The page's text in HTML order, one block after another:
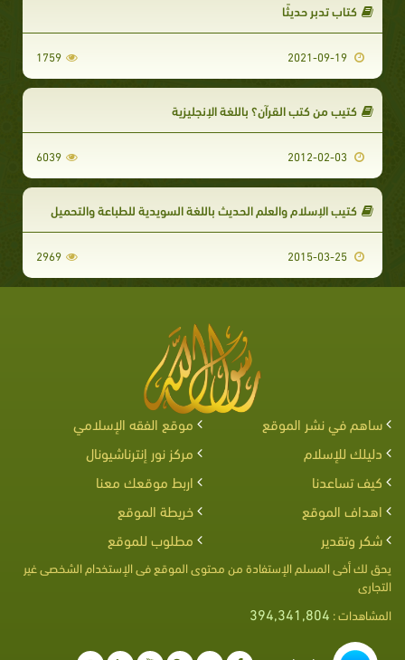
كتاب تدبر حديثًا
1759
كتيب من كتب القرآن؟ باللغة الإنجليزية
6039
كتيب الإسلام والعلم الحديث باللغة السويدية للطباعة والتحميل
2969
ساهم في نشر الموقع
موقع الفقه الإسلامي
دليلك للإسلام
مركز نور إنترناشيونال
كيف تساعدنا
اربط موقعك معنا
اهداف الموقع
خريطة الموقع
شكر وتقدير
مطلوب للموقع
يحق لك أخى المسلم الإستفادة من محتوى الموقع فى الإستخدام الشخصى غير
التجارى
المشاهدات : 394,341,804